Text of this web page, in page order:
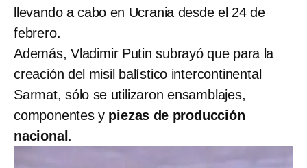
llevando a cabo en Ucrania desde el 24 de
febrero.
Además, Vladimir Putin subrayó que para la
creación del misil balístico intercontinental
Sarmat, sólo se utilizaron ensamblajes,
componentes y piezas de producción
nacional .